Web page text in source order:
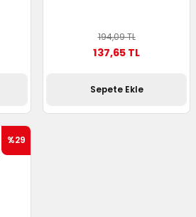
194,09 TL
137,65 TL
Sepete Ekle
%29